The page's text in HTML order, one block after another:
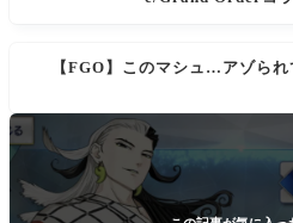
ルスタンドとスリ
【FGO】このマシュ…アゾられ